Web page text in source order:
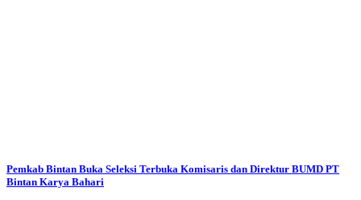
Pemkab Bintan Buka Seleksi Terbuka Komisaris dan Direktur BUMD PT
Bintan Karya Bahari